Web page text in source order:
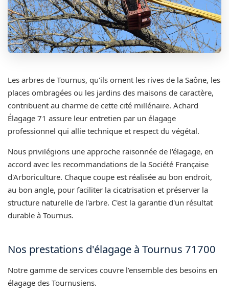
Les arbres de Tournus, qu'ils ornent les rives de la Saône, les
places ombragées ou les jardins des maisons de caractère,
contribuent au charme de cette cité millénaire. Achard
Élagage 71 assure leur entretien par un élagage
professionnel qui allie technique et respect du végétal.
Nous privilégions une approche raisonnée de l'élagage, en
accord avec les recommandations de la Société Française
d'Arboriculture. Chaque coupe est réalisée au bon endroit,
au bon angle, pour faciliter la cicatrisation et préserver la
structure naturelle de l'arbre. C'est la garantie d'un résultat
durable à Tournus.
Nos prestations d'élagage à Tournus 71700
Notre gamme de services couvre l'ensemble des besoins en
élagage des Tournusiens.